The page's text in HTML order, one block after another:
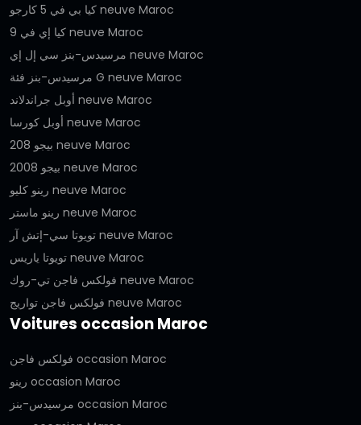
كيا بي في 5 كارجو neuve Maroc
كيا إي في 9 neuve Maroc
مرسيدس-بنز سي إل إي neuve Maroc
مرسيدس-بنز فئة G neuve Maroc
أوبل جراندلاند neuve Maroc
أوبل كورسا neuve Maroc
بيجو 208 neuve Maroc
بيجو 2008 neuve Maroc
رينو كليو neuve Maroc
رينو ماستر neuve Maroc
تويوتا سي-إتش آر neuve Maroc
تويوتا ياريس neuve Maroc
فولكس فاجن تي-روك neuve Maroc
فولكس فاجن تواريج neuve Maroc
Voitures occasion Maroc
فولكس فاجن occasion Maroc
رينو occasion Maroc
مرسيدس-بنز occasion Maroc